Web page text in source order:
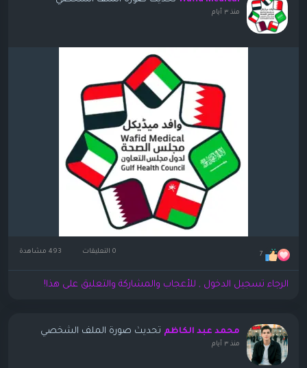
منذ ٣ أيام
7 0 التعليقات
الرجاء تسجيل الدخول , للأعجاب والمشاركة والتعليق على هذا!
محمد عبد الكاظم تحديث صورة الملف الشخصي
منذ ٣ أيام